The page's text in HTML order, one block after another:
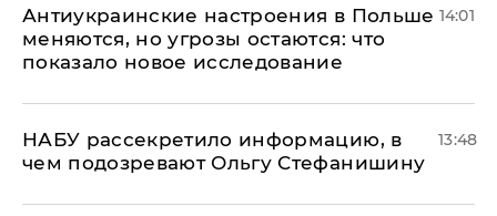
Антиукраинские настроения в Польше
меняются, но угрозы остаются: что
показало новое исследование
14:01
НАБУ рассекретило информацию, в
чем подозревают Ольгу Стефанишину
13:48